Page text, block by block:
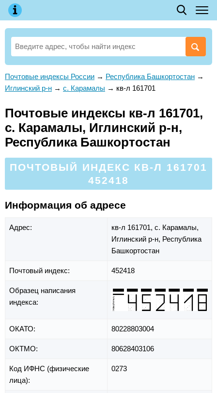
Почтовые индексы России → Республика Башкортостан →
Иглинский р-н → с. Карамалы → кв-л 161701
Почтовые индексы кв-л 161701,
с. Карамалы, Иглинский р-н,
Республика Башкортостан
ПОЧТОВЫЙ ИНДЕКС КВ-Л 161701
452418
Информация об адресе
Адрес: кв-л 161701, с. Карамалы,
Иглинский р-н, Республика
Башкортостан
Почтовый индекс: 452418
Образец написания
индекса:
ОКАТО: 80228803004
ОКТМО: 80628403106
Код ИФНС (физические
лица):
0273